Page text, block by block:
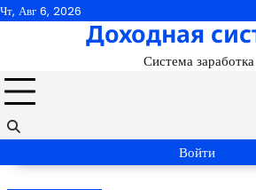
Перейти
Чт, Авг 6, 2026
Доходная
Система заработка
Войти